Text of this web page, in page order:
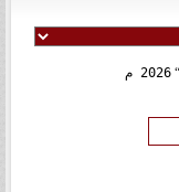
2026 م